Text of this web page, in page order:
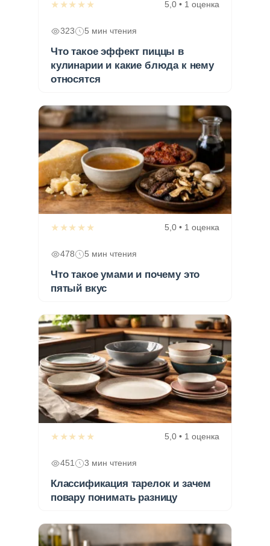
★★★★★ 5,0 • 1 оценка
323 5 мин чтения
Что такое эффект пиццы в
кулинарии и какие блюда к нему
относятся
★★★★★ 5,0 • 1 оценка
478 5 мин чтения
Что такое умами и почему это
пятый вкус
★★★★★ 5,0 • 1 оценка
451 3 мин чтения
Классификация тарелок и зачем
повару понимать разницу